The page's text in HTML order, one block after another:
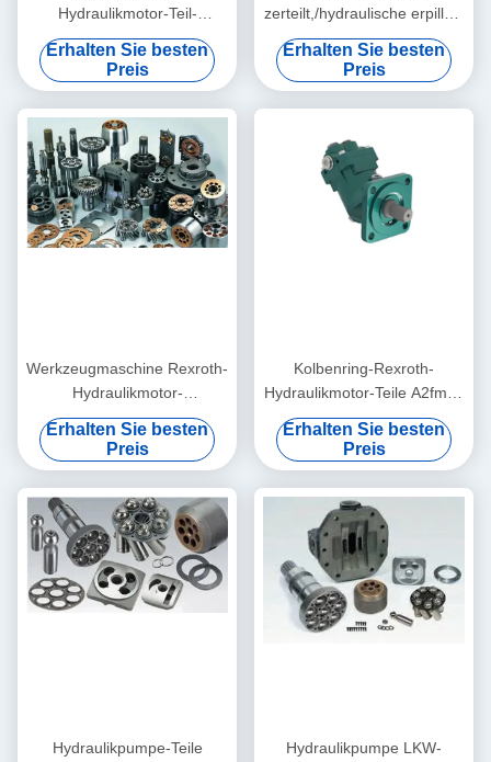
Hydraulikmotor-Teil-
A6vm107 verbogene
Pumpen-Antriebsachse
Erhalten Sie besten
Preis
zerteilt,/hydraulische erpillar-
Bagger-Hydraulikpumpe-
Reparatur
Erhalten Sie besten
Preis
Werkzeugmaschine Rexroth-
Hydraulikmotor-
zerteilt/A2fm23 A2fe23
A2fo23 Kolbenpumpe-Teile
Erhalten Sie besten
Preis
Kolbenring-Rexroth-
Hydraulikmotor-Teile A2fm28
A2fe28 A2fo28 verbogen
Pumpen-Versorgung
Erhalten Sie besten
Preis
Hydraulikpumpe-Teile
Hydraulikpumpe LKW-